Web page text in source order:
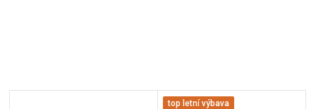
top letní výbava